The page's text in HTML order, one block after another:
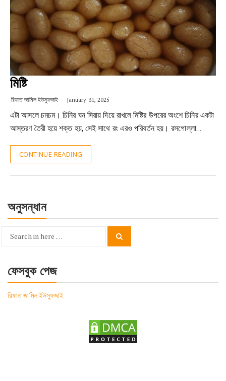
মিষ্টি
রিফাত জামিল ইউসুফজাই January 31, 2025
এটা আসলে চমচম। চিনির ঘন সিরায় দিয়ে রাখলে মিষ্টির উপরের অংশে চিনির একটা
আস্তরণ তৈরী হয়ে শক্ত হয়, সেই সাথে রং এরও পরিবর্তন হয়। রসগোল্লা…
CONTINUE READING
অনুসন্ধান
Search
ফেসবুক পেজ
রিফাত জামিল ইউসুফজাই